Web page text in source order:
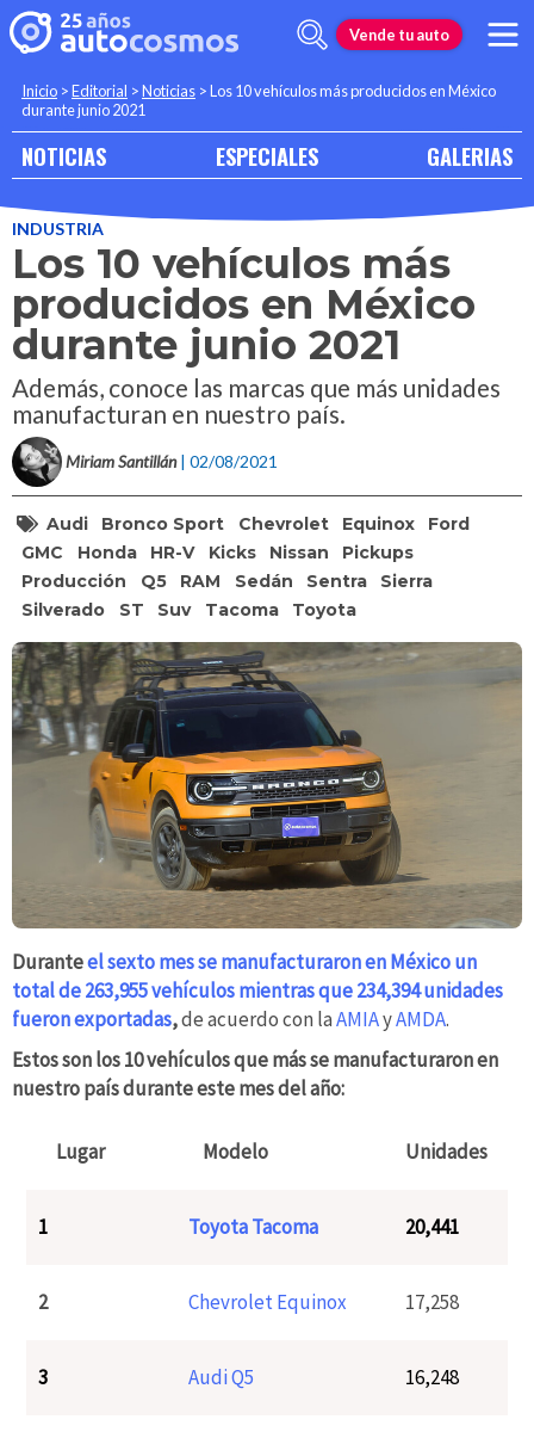
Vende tu auto
Inicio >Editorial >Noticias >Los 10 vehículos más producidos en México
durante junio 2021
NOTICIAS ESPECIALES GALERIAS
INDUSTRIA
Los 10 vehículos más
producidos en México
durante junio 2021
Además, conoce las marcas que más unidades
manufacturan en nuestro país.
Miriam Santillán | 02/08/2021
Audi Bronco Sport Chevrolet Equinox
Ford
GMC
Honda HR-V Kicks Nissan
Pickups
Producción
Q5 RAM Sedán Sentra
Sierra
Silverado
ST Suv Tacoma Toyota
Duranteel sexto mes se manufacturaron en México un
total de 263,955 vehículos mientras que 234,394 unidades
fueron exportadas,de acuerdo con laAMIAyAMDA.
Estos son los 10 vehículos que más se manufacturaron en
nuestro país durante este mes del año:
Lugar Modelo Unidades
1 Toyota Tacoma 20,441
2 Chevrolet Equinox 17,258
3 Audi Q5 16,248